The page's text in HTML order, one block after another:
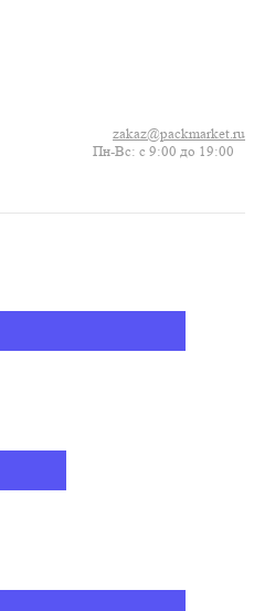
Пн-Вс: с 9:00 до 19:00
zakaz@packmarket.ru